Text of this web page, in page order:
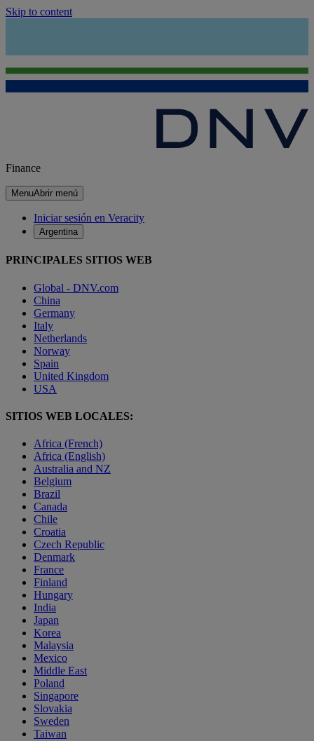
Skip to content
Finance
MenuAbrir menú
Iniciar sesión en Veracity
Argentina
PRINCIPALES SITIOS WEB
Global - DNV.com
China
Germany
Italy
Netherlands
Norway
Spain
United Kingdom
USA
SITIOS WEB LOCALES:
Africa (French)
Africa (English)
Australia and NZ
Belgium
Brazil
Canada
Chile
Croatia
Czech Republic
Denmark
France
Finland
Hungary
India
Japan
Korea
Malaysia
Mexico
Middle East
Poland
Singapore
Slovakia
Sweden
Taiwan